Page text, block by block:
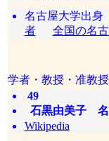
名古屋大学出
者
全国の名
学者・教授・准教授
49
石黒由美子 名
Wikipedia